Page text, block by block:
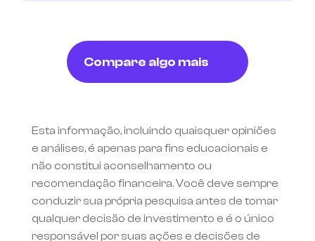
Compare algo mais
Esta informação, incluindo quaisquer opiniões
e análises, é apenas para fins educacionais e
não constitui aconselhamento ou
recomendação financeira. Você deve sempre
conduzir sua própria pesquisa antes de tomar
qualquer decisão de investimento e é o único
responsável por suas ações e decisões de